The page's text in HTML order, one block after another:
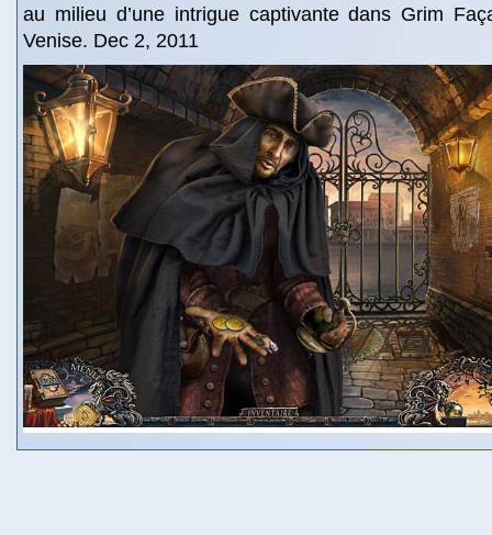
au milieu d’une intrigue captivante dans Grim
Venise. Dec 2, 2011